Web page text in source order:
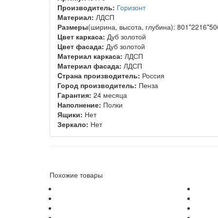
Производитель: Горизонт
Материал: ЛДСП
Размеры(ширина, высота, глубина):
Цвет каркаса: Дуб золотой
Цвет фасада: Дуб золотой
Материал каркаса: ЛДСП
Материал фасада: ЛДСП
Cтрана производитель: Россия
Город производитель: Пенза
Гарантия: 24 месяца
Наполнение: Полки
Ящики: Нет
Зеркало: Нет
Похожие товары